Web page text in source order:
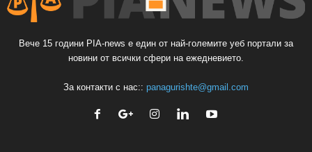
Вече 15 години PIA-news е един от най-големите уеб портали за
новини от всички сфери на ежедневието.
За контакти с нас:: panagurishte@gmail.com